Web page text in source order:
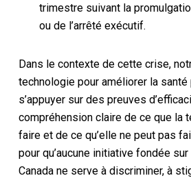
trimestre suivant la
ou de l’arrêté exécutif.
Dans le contexte de cette crise,
technologie pour améliorer la
s’appuyer sur des preuves
compréhension claire de ce que la
faire et de ce qu’elle ne peut pas
pour qu’aucune initiative fondée
Canada ne serve à discriminer, à